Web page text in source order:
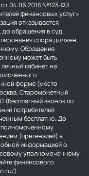
04.06.2018 №123-ФЗ
финансовых услуг»
отказывается
до обращения в суд
спора должен
Обращение
может быть
кабинет на
форме (место
Старомонетный
(бесплатный звонок по
потребителей
бесплатно. До
(претензией) в
информацией о
уполномоченному
финансового
).